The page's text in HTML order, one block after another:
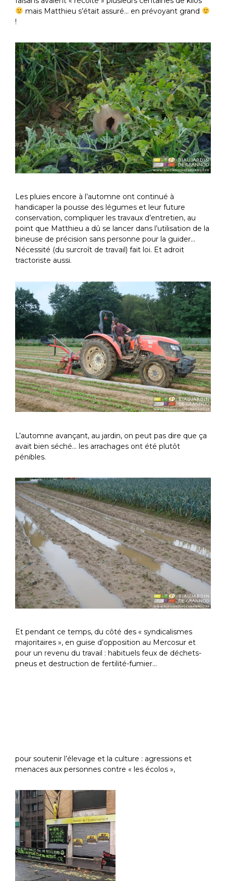
mais Matthieu s’était assuré… en prévoyant grand
!
Les pluies encore à l’automne ont continué à
handicaper la pousse des légumes et leur future
conservation, compliquer les travaux d’entretien, au
point que Matthieu a dû se lancer dans l’utilisation de la
bineuse de précision sans personne pour la guider…
Nécessité (du surcroît de travail) fait loi. Et adroit
tractoriste aussi.
L’automne avançant, au jardin, on peut pas dire que ça
avait bien séché… les arrachages ont été plutôt
pénibles.
Et pendant ce temps, du côté des « syndicalismes
majoritaires », en guise d’opposition au Mercosur et
pour un revenu du travail : habituels feux de déchets-
pneus et destruction de fertilité-fumier…
pour soutenir l’élevage et la culture : agressions et
menaces aux personnes contre « les écolos »,